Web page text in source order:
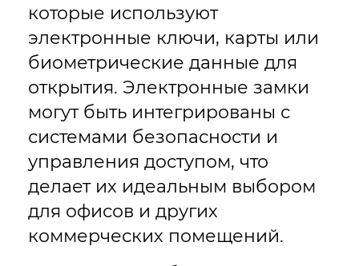
которые используют
электронные ключи, карты или
биометрические данные для
открытия. Электронные замки
могут быть интегрированы с
системами безопасности и
управления доступом, что
делает их идеальным выбором
для офисов и других
коммерческих помещений.